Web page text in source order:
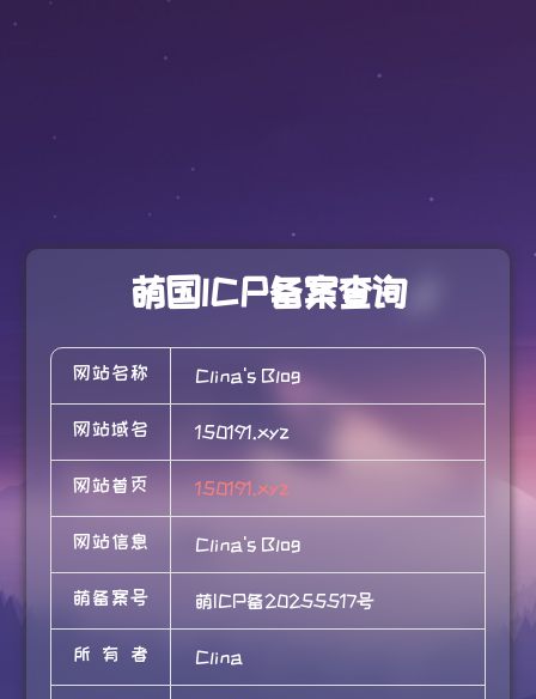
萌国ICP备案查询
网站名称 Clina's Blog
网站域名 150191.xyz
网站首页 150191.xyz
网站信息 Clina's Blog
萌备案号 萌ICP备20255517号
所有者 Clina